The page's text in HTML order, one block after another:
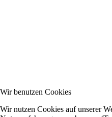
Wir benutzen Cookies
Wir nutzen Cookies auf unserer